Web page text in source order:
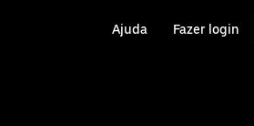
Ajuda Fazer login